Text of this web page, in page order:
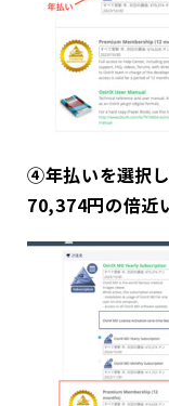
④年払いを選択し
70,374円の倍近